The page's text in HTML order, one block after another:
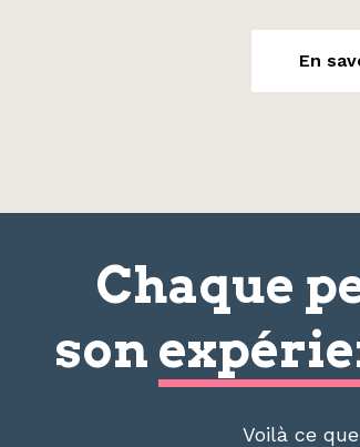
En
Chaque
son
Voilà ce